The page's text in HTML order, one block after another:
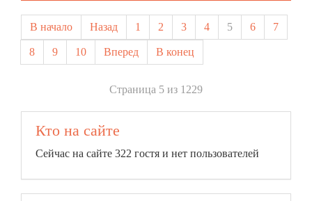
В начало Назад 1 2 3 4 5 6 7
8 9 10 Вперед В конец
Страница 5 из 1229
Кто на сайте
Сейчас на сайте 322 гостя и нет пользователей